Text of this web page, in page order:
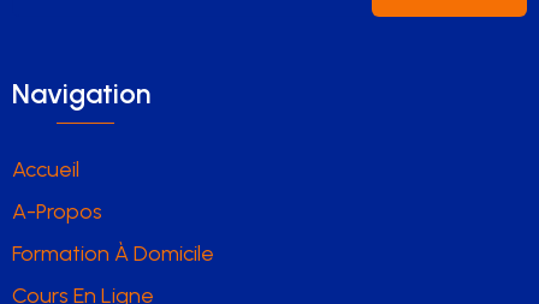
Navigation
Accueil
A-Propos
Formation À Domicile
Cours En Ligne